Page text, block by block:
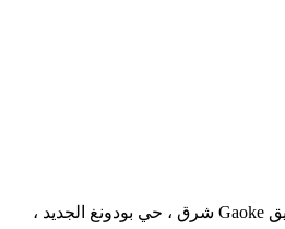
رقم 1688 ، طريق Gaoke شرق ، حي بودونغ الجديد ،